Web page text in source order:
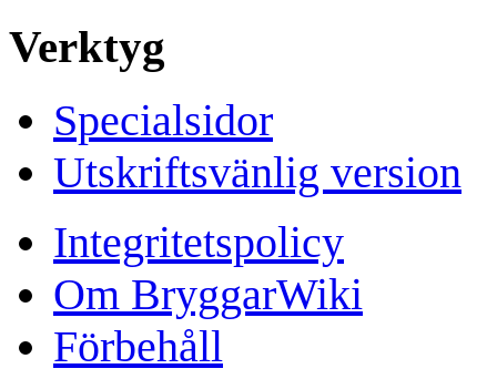
Verktyg
Specialsidor
Utskriftsvänlig version
Integritetspolicy
Om BryggarWiki
Förbehåll